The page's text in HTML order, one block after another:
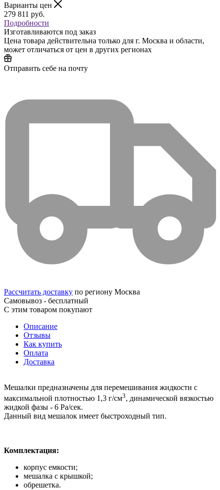
Варианты цен
279 811 руб.
Подробности
Изготавливаются под заказ
Цена товара действительна только для г. Москва и области,
может отличаться от цен в других регионах
Отправить себе на почту
Рассчитать доставку по региону Москва
Самовывоз - бесплатный
С этим товаром покупают
Описание
Отзывы
Как купить
Оплата
Доставка
Мешалки предназначены для перемешивания жидкости с
максимальной плотностью 1,3 г/см3, динамической вязкостью
жидкой фазы ‐ 6 Ра/сек.
Данный вид мешалок имеет быстроходный тип.
Комплектация:
корпус емкости;
мешалка с крышкой;
обрешетка.